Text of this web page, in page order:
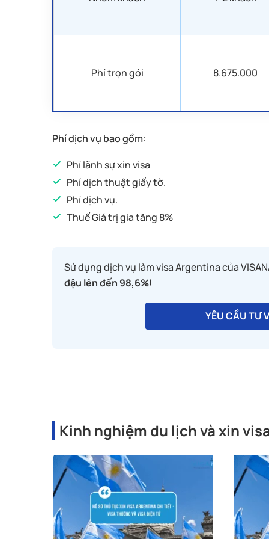
Phí trọn gói 8.675.000
Phí dịch vụ bao gồm:
Phí lãnh sự xin visa
Phí dịch thuật giấy tờ.
Phí dịch vụ.
Thuế Giá trị gia tăng 8%
Sử dụng dịch vụ làm visa Argentina của
đậu lên đến 98,6%!
YÊU CẦU TƯ
Kinh nghiệm du lịch và xin